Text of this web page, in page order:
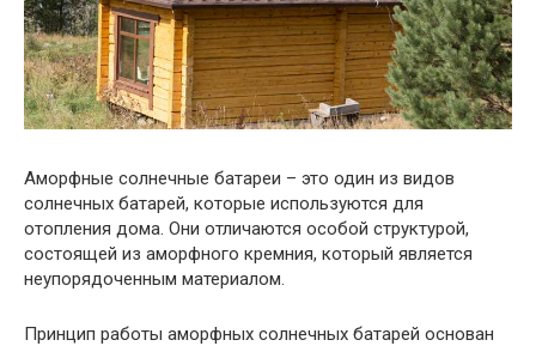
Аморфные солнечные батареи – это один из видов
солнечных батарей, которые используются для
отопления дома. Они отличаются особой структурой,
состоящей из аморфного кремния, который является
неупорядоченным материалом.
Принцип работы аморфных солнечных батарей основан